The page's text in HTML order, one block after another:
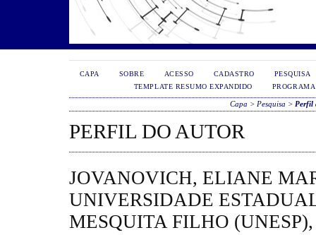
CAPA SOBRE ACESSO CADASTRO
PESQUISA
TEMPLATE RESUMO EXPANDIDO
PROGRAMA
Capa > Pesquisa > Perfil
PERFIL DO AUTOR
JOVANOVICH, ELIANE
UNIVERSIDADE
MESQUITA FILHO